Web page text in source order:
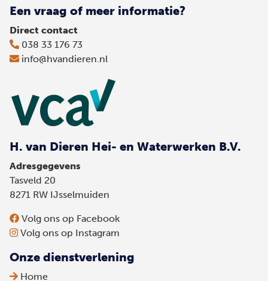
Een vraag of meer informatie?
Direct contact
038 33 176 73
info@hvandieren.nl
H. van Dieren Hei- en Waterwerken B.V.
Adresgegevens
Tasveld 20
8271 RW IJsselmuiden
Volg ons op Facebook
Volg ons op Instagram
Onze dienstverlening
Home